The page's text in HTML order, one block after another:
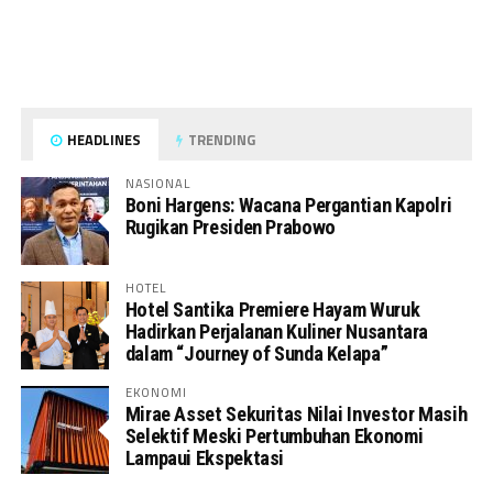
HEADLINES TRENDING
NASIONAL
Boni Hargens: Wacana Pergantian Kapolri
Rugikan Presiden Prabowo
HOTEL
Hotel Santika Premiere Hayam Wuruk
Hadirkan Perjalanan Kuliner Nusantara
dalam “Journey of Sunda Kelapa”
EKONOMI
Mirae Asset Sekuritas Nilai Investor Masih
Selektif Meski Pertumbuhan Ekonomi
Lampaui Ekspektasi